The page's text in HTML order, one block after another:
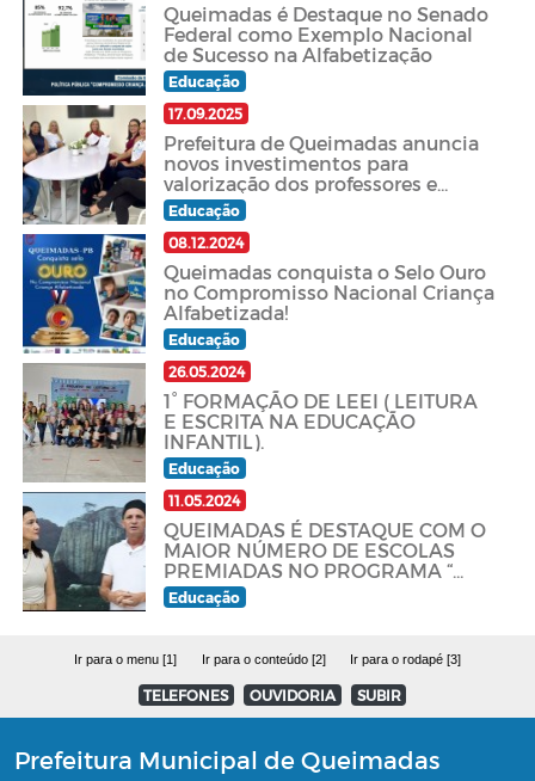
Queimadas é Destaque no Senado
Federal como Exemplo Nacional
de Sucesso na Alfabetização
Educação
17.09.2025
Prefeitura de Queimadas anuncia
novos investimentos para
valorização dos professores e
fortalecimento da educação.
Educação
08.12.2024
Queimadas conquista o Selo Ouro
no Compromisso Nacional Criança
Alfabetizada!
Educação
26.05.2024
1° FORMAÇÃO DE LEEI ( LEITURA
E ESCRITA NA EDUCAÇÃO
INFANTIL).
Educação
11.05.2024
QUEIMADAS É DESTAQUE COM O
MAIOR NÚMERO DE ESCOLAS
PREMIADAS NO PROGRAMA “
PACTO ALFABETIZA MAIS
PARAÍBA”
Educação
Ir para o menu [1] Ir para o conteúdo [2] Ir para o rodapé [3]
TELEFONES OUVIDORIA SUBIR
Prefeitura Municipal de Queimadas